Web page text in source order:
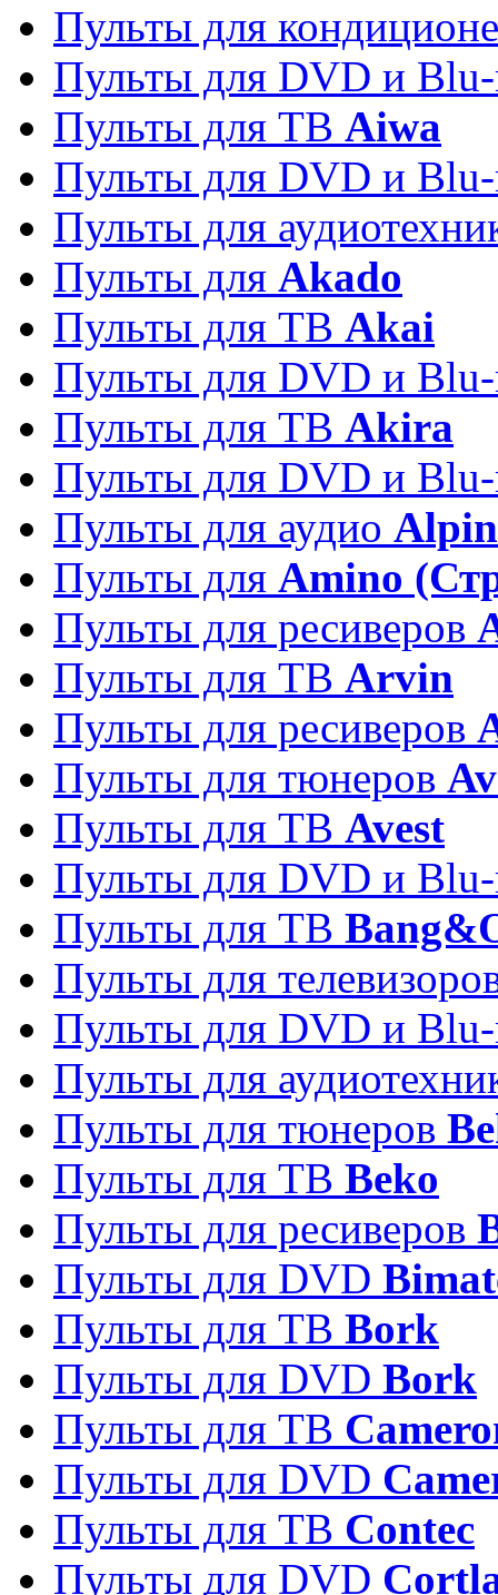
Пульты для
Пульты для DVD и
Пульты для ТВ Aiwa
Пульты для DVD и
Пульты для
Пульты для Akado
Пульты для ТВ Akai
Пульты для DVD и
Пульты для ТВ Akira
Пульты для DVD и
Пульты для аудио
Пульты для Amino
Пульты для ресиверов
Пульты для ТВ Arvin
Пульты для ресиверов
Пульты для тюнеров
Пульты для ТВ Avest
Пульты для DVD и
Пульты для ТВ
Пульты для
Пульты для DVD и
Пульты для
Пульты для тюнеров
Пульты для ТВ Beko
Пульты для ресиверов
Пульты для DVD
Пульты для ТВ Bork
Пульты для DVD Bork
Пульты для ТВ
Пульты для DVD
Пульты для ТВ Contec
Пульты для DVD